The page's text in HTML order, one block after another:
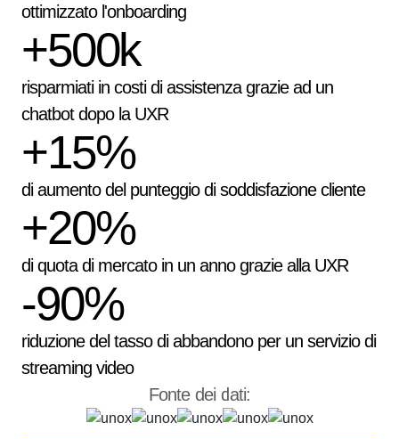
ottimizzato l'onboarding
+500k
risparmiati in costi di assistenza grazie ad un
chatbot dopo la UXR
+15%
di aumento del punteggio di soddisfazione cliente
+20%
di quota di mercato in un anno grazie alla UXR
-90%
riduzione del tasso di abbandono per un servizio di
streaming video
Fonte dei dati: